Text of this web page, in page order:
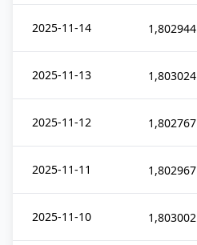
2025-11-14 1,802944
2025-11-13 1,803024
2025-11-12 1,802767
2025-11-11 1,802967
2025-11-10 1,803002